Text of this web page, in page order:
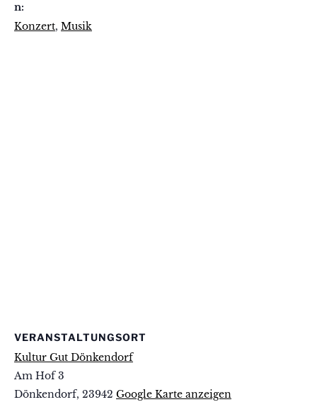
n:
Konzert, Musik
VERANSTALTUNGSORT
Kultur Gut Dönkendorf
Am Hof 3
Dönkendorf, 23942 Google Karte anzeigen